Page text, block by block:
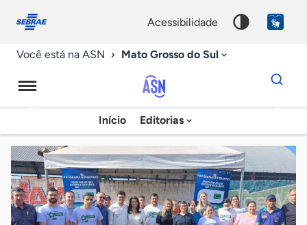
conosco
acessibilidade
Você está na ASN Mato Grosso do Sul
Agência
Sebrae
de
Notícias
Início Editorias
Dados
para
chave